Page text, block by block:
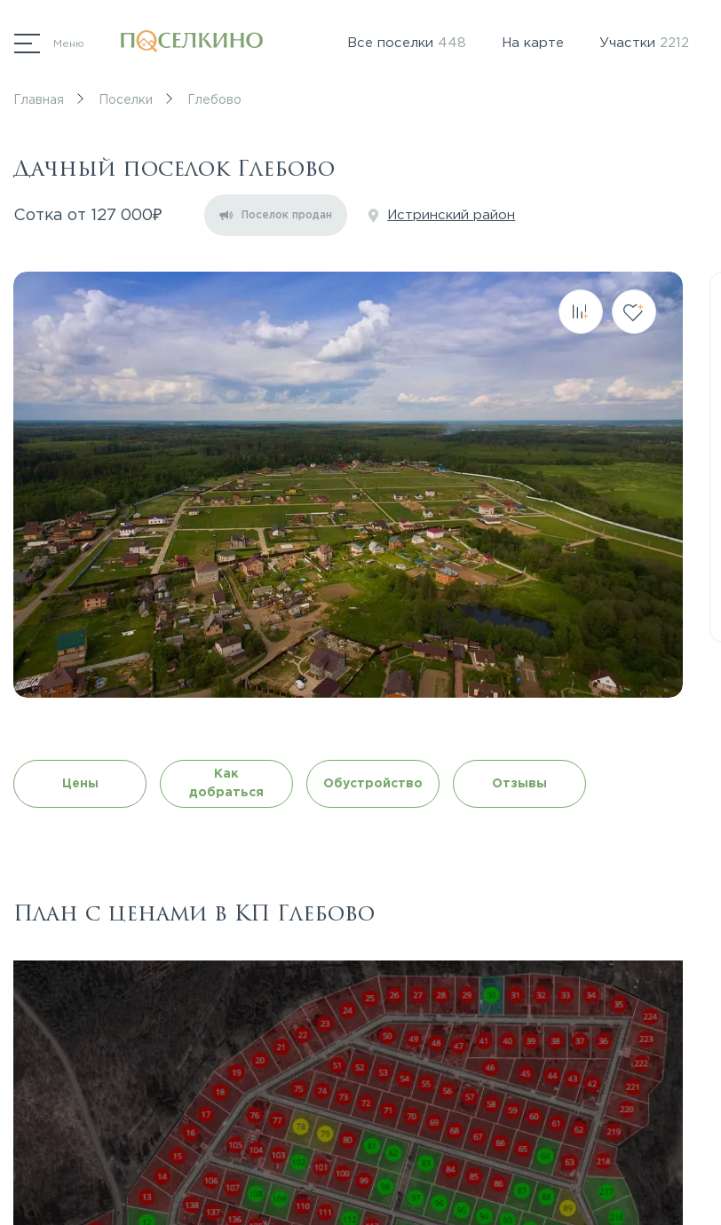
Меню Все поселки 448 На карте Участки 2212
Главная Поселки Глебово
Дачный поселок Глебово
Сотка от 127 000₽ Поселок продан Истринский район
Цены
Как
добраться
Обустройство Отзывы
План с ценами в КП Глебово